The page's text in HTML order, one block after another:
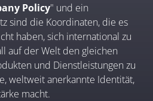
Policy" und ein
sind die Koordinaten, die es
haben, sich international zu
auf der Welt den gleichen
und Dienstleistungen zu
weltweit anerkannte Identität,
macht.